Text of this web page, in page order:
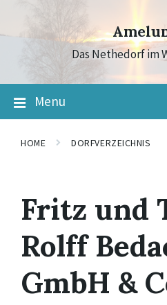
content
main
footer
Das Nethedorf im
Menu
HOME DORFVERZEICHNIS
Fritz und
Rolff
GmbH &